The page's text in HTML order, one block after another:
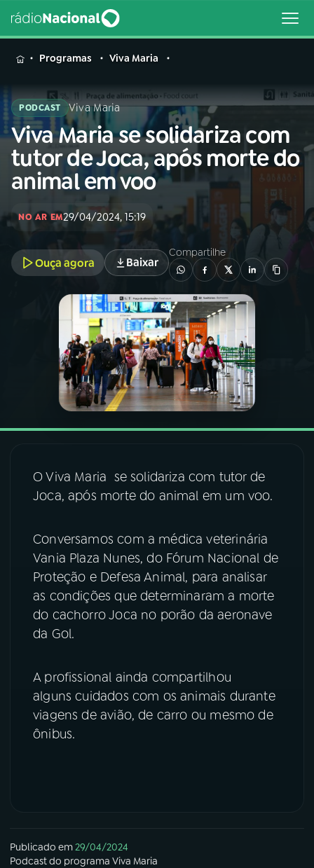
MENU
Buscar
na
Rádio
Nacional
Buscar
AO VIVO
A RÁDIO
PROGRAMAÇÃO
PROGRAMAS
08FESTIVAL DE MÚSICA
ACOMPANHE A RÁDIO NACIONAL
TikTok
Programas Viva Maria
PODCAST Viva Maria
Viva Maria se solidariza com
tutor de Joca, após morte do
animal em voo
NO AR EM29/04/2024, 15:19
Ouça agora Baixar
Compartilhe
O Viva Maria se solidariza com tutor de
Joca, após morte do animal em um voo.
Conversamos com a médica veterinária
Vania Plaza Nunes, do Fórum Nacional de
Proteção e Defesa Animal, para analisar
as condições que determinaram a morte
do cachorro Joca no porão da aeronave
da Gol.
A profissional ainda compartilhou
alguns cuidados com os animais durante
viagens de avião, de carro ou mesmo de
ônibus.
Publicado em29/04/2024
Podcastdo programa Viva Maria